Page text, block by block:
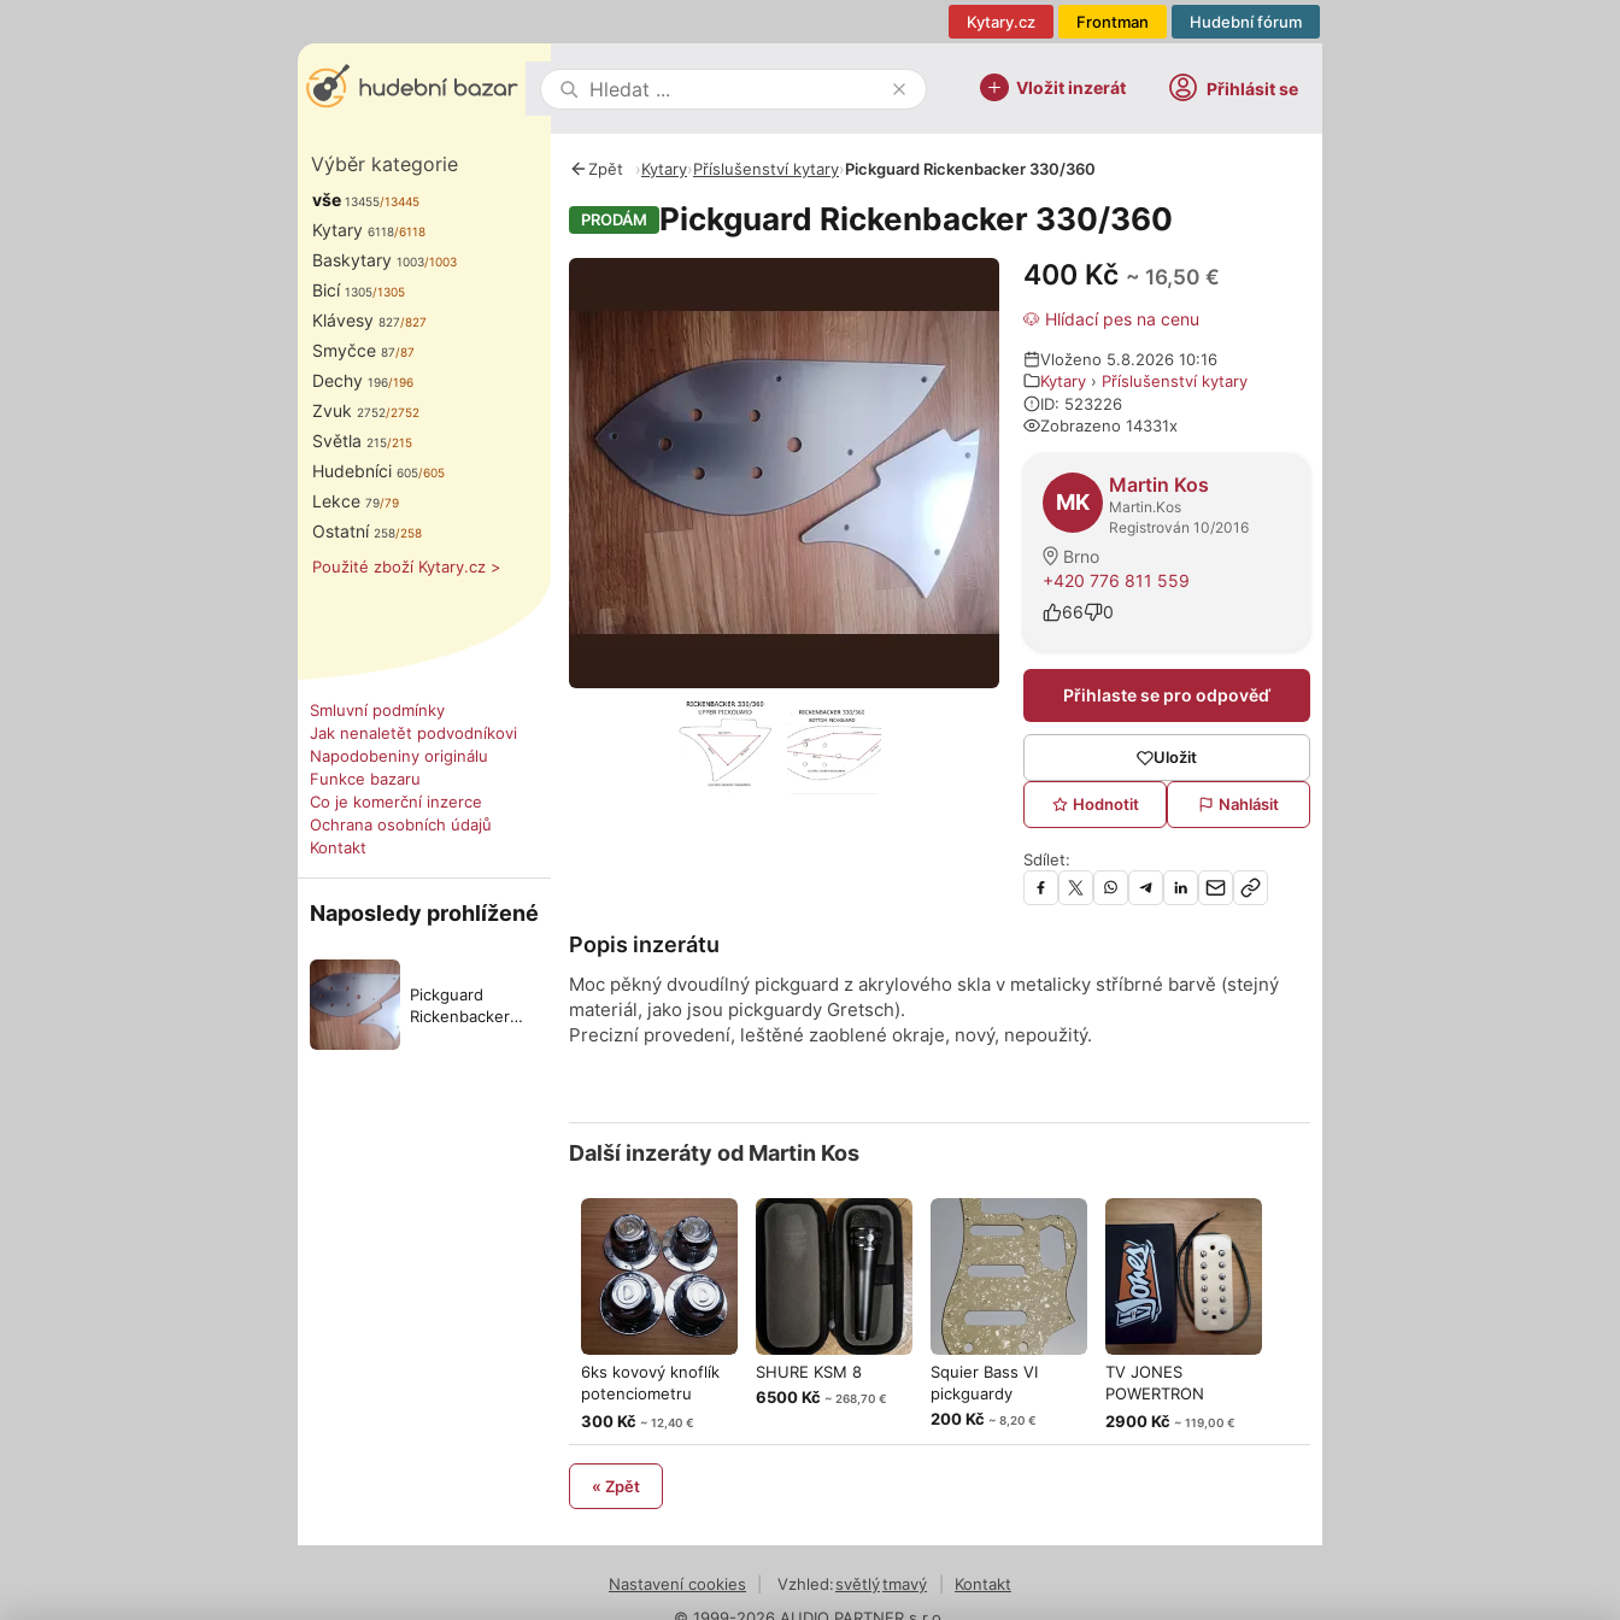
Hudební fórum
Frontman
Kytary.cz
Vložit inzerát Přihlásit se
Výběr kategorie
vše 13455/13445
Kytary 6118/6118
Baskytary 1003/1003
Bicí 1305/1305
Klávesy 827/827
Smyčce 87/87
Dechy 196/196
Zvuk 2752/2752
Světla 215/215
Hudebníci 605/605
Lekce 79/79
Ostatní 258/258
Použité zboží Kytary.cz >
Smluvní podmínky
Jak nenaletět podvodníkovi
Napodobeniny originálu
Funkce bazaru
Co je komerční inzerce
Ochrana osobních údajů
Kontakt
Naposledy prohlížené
Pickguard
Rickenbacker
Zpět ›Kytary›Příslušenství kytary›Pickguard Rickenbacker 330/360
PRODÁM Pickguard Rickenbacker 330/360
Fotografie 400 Kč ~ 16,50 €
🐶 Hlídací pes na cenu
Vloženo 5.8.2026 10:16
Kytary › Příslušenství kytary
ID: 523226
Zobrazeno 14331x
O prodejci
MK
Martin Kos
Martin.Kos
Registrován 10/2016
Brno
+420 776 811 559
66
0
Přihlaste se pro odpověď
Uložit
Hodnotit Nahlásit
Sdílet:
Popis inzerátu
Moc pěkný dvoudílný pickguard z akrylového skla v metalicky stříbrné barvě (stejný
materiál, jako jsou pickguardy Gretsch).
Precizní provedení, leštěné zaoblené okraje, nový, nepoužitý.
Další inzeráty od Martin Kos
6ks kovový knoflík
potenciometru
Danelectro
300 Kč ~ 12,40 €
SHURE KSM 8
6500 Kč ~ 268,70 €
Squier Bass VI
pickguardy
200 Kč ~ 8,20 €
TV JONES
POWERTRON
BRIDGE
2900 Kč ~ 119,00 €
« Zpět
Nastavení cookies Vzhled:světlýtmavý
Kontakt